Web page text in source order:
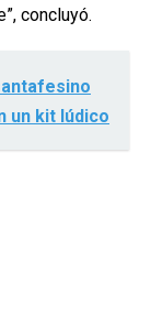
concluyó.
un kit lúdico